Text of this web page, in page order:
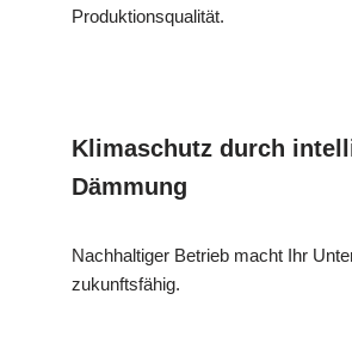
Produktionsqualität.
Klimaschutz durch
Dämmung
Nachhaltiger Betrieb macht Ihr
zukunftsfähig.